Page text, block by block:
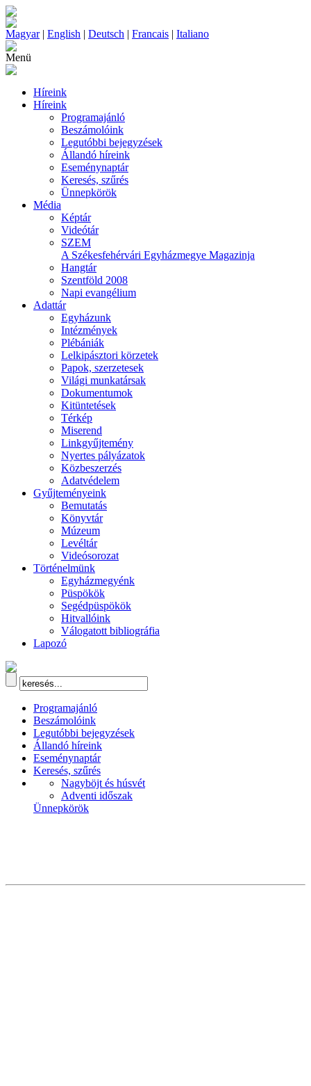
Magyar| English | Deutsch | Francais | Italiano
Menü
Híreink
Híreink
Programajánló
Beszámolóink
Legutóbbi bejegyzések
Állandó híreink
Eseménynaptár
Keresés, szűrés
Ünnepkörök
Média
Képtár
Videótár
SZEM
A Székesfehérvári Egyházmegye Magazinja
Hangtár
Szentföld 2008
Napi evangélium
Adattár
Egyházunk
Intézmények
Plébániák
Lelkipásztori körzetek
Papok, szerzetesek
Világi munkatársak
Dokumentumok
Kitüntetések
Térkép
Miserend
Linkgyűjtemény
Nyertes pályázatok
Közbeszerzés
Adatvédelem
Gyűjteményeink
Bemutatás
Könyvtár
Múzeum
Levéltár
Videósorozat
Történelmünk
Egyházmegyénk
Püspökök
Segédpüspökök
Hitvallóink
Válogatott bibliográfia
Lapozó
Programajánló
Beszámolóink
Legutóbbi bejegyzések
Állandó híreink
Eseménynaptár
Keresés, szűrés
Nagyböjt és húsvét
Adventi időszak
Ünnepkörök